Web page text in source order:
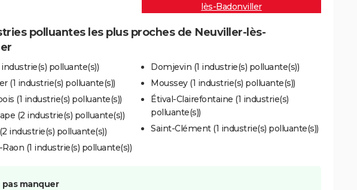
lès-Badonviller
polluantes les plus proches de Neuviller-lès-
industrie(s) polluante(s))
(1 industrie(s) polluante(s))
(1 industrie(s) polluante(s))
(2 industrie(s) polluante(s))
industrie(s) polluante(s))
(1 industrie(s) polluante(s))
Domjevin (1 industrie(s) polluante(s))
Moussey (1 industrie(s) polluante(s))
Étival-Clairefontaine (1 industrie(s)
polluante(s))
Saint-Clément (1 industrie(s) polluante(s))
pas manquer